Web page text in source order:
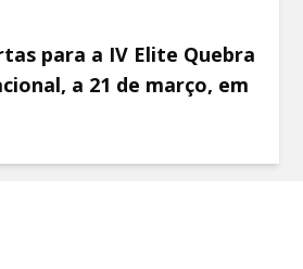
para a IV Elite Quebra
a 21 de março, em